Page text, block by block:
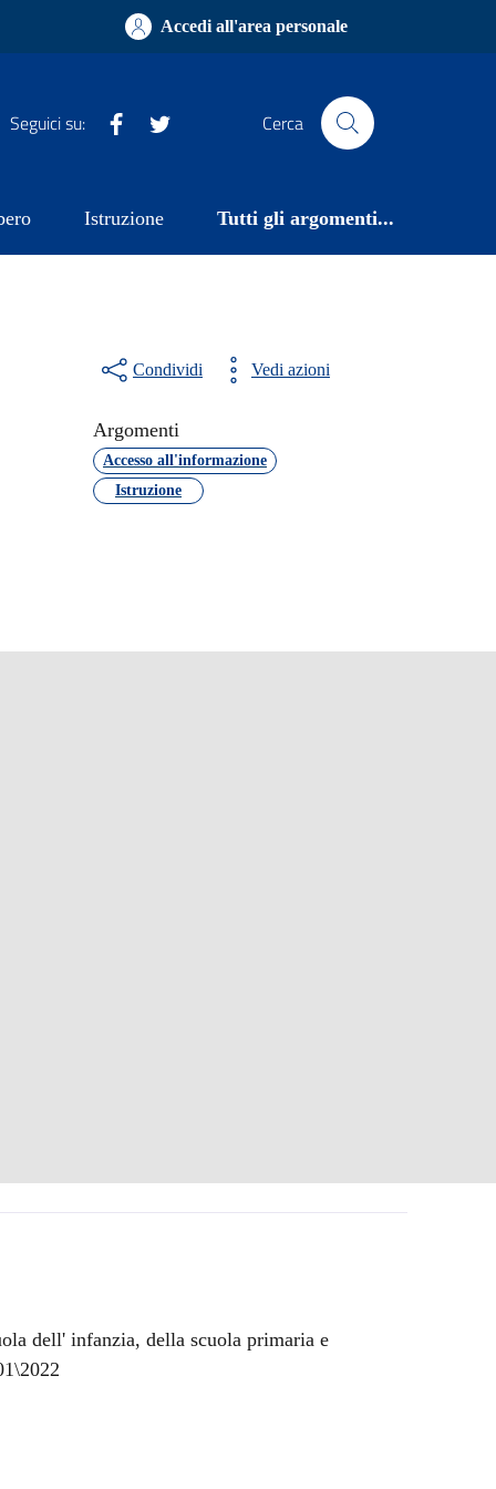
Accedi all'area personale
Seguici su: Facebook Cerca
Istruzione Tutti gli argomenti...
Condividi Vedi azioni
Argomenti
Accesso all'informazione
Istruzione
dell' infanzia, della scuola primaria e